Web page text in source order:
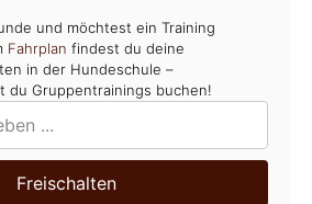
und möchtest ein Training
Fahrplan findest du deine
in der Hundeschule –
du Gruppentrainings buchen!
Freischalten